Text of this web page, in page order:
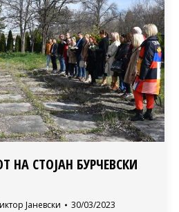
НА СТОЈАН БУРЧЕВСКИ
Јаневски 30/03/2023